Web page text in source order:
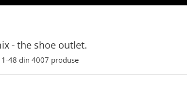
- the shoe outlet.
1-48 din 4007 produse